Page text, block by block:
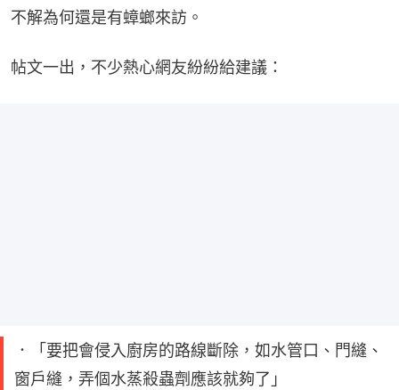
不解為何還是有蟑螂來訪。
帖文一出，不少熱心網友紛紛給建議：
．「要把會侵入廚房的路線斷除，如水管口、門縫、
窗戶縫，弄個水蒸殺蟲劑應該就夠了」